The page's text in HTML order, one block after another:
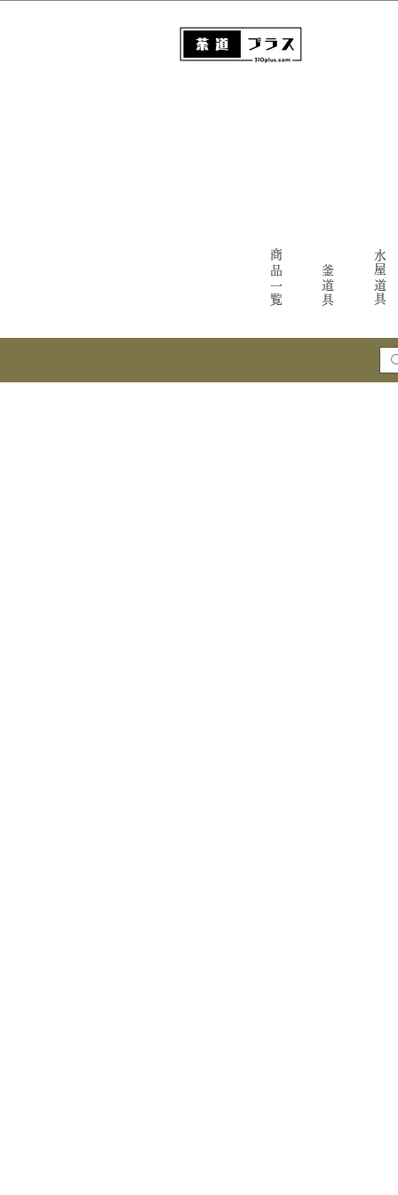
商品一覧 釜道具 水屋道具